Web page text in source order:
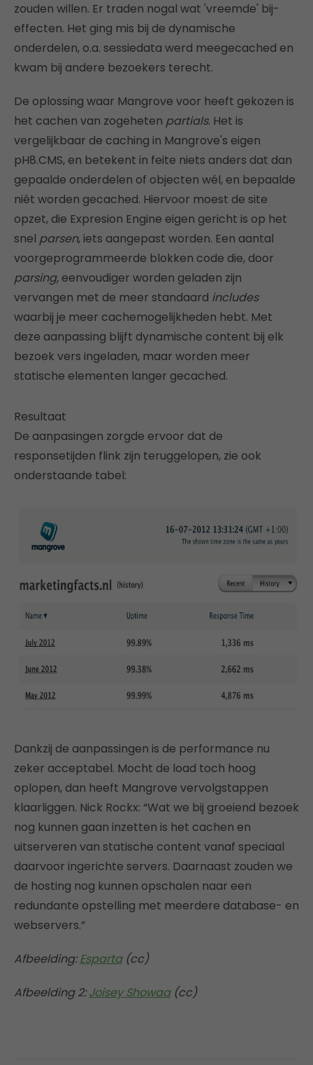
zouden willen. Er traden nogal wat 'vreemde' bij-
effecten. Het ging mis bij de dynamische
onderdelen, o.a. sessiedata werd meegecached en
kwam bij andere bezoekers terecht.
De oplossing waar Mangrove voor heeft gekozen is
het cachen van zogeheten partials. Het is
vergelijkbaar de caching in Mangrove's eigen
pH8.CMS, en betekent in feite niets anders dat dan
gepaalde onderdelen of objecten wél, en bepaalde
niét worden gecached. Hiervoor moest de site
opzet, die Expresion Engine eigen gericht is op het
snel parsen, iets aangepast worden. Een aantal
voorgeprogrammeerde blokken code die, door
parsing, eenvoudiger worden geladen zijn
vervangen met de meer standaard includes
waarbij je meer cachemogelijkheden hebt. Met
deze aanpassing blijft dynamische content bij elk
bezoek vers ingeladen, maar worden meer
statische elementen langer gecached.
Resultaat
De aanpasingen zorgde ervoor dat de
responsetijden flink zijn teruggelopen, zie ook
onderstaande tabel:
Dankzij de aanpassingen is de performance nu
zeker acceptabel. Mocht de load toch hoog
oplopen, dan heeft Mangrove vervolgstappen
klaarliggen. Nick Rockx: “Wat we bij groeiend bezoek
nog kunnen gaan inzetten is het cachen en
uitserveren van statische content vanaf speciaal
daarvoor ingerichte servers. Daarnaast zouden we
de hosting nog kunnen opschalen naar een
redundante opstelling met meerdere database- en
webservers.”
Afbeelding:Esparta(cc)
Afbeelding 2:Joisey Showaa(cc)